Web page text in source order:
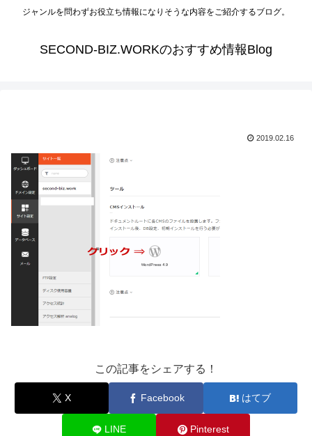
ジャンルを問わずお役立ち情報になりそうな内容をご紹介するブログ。
SECOND-BIZ.WORKのおすすめ情報Blog
2019.02.16
この記事をシェアする！
X Facebook はてブ
LINE Pinterest